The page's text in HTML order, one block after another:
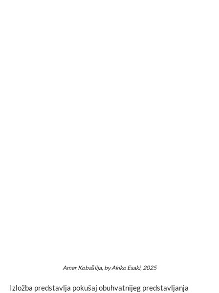
Amer Kobašlija, by Akiko Esaki, 2025
Izložba predstavlja pokušaj obuhvatnijeg predstavljanja